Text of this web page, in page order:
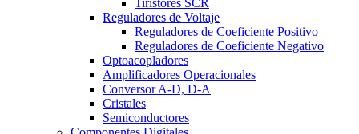
Reguladores de Voltaje
Reguladores de Coeficiente Positivo
Reguladores de Coeficiente Negativo
Optoacopladores
Amplificadores Operacionales
Conversor A-D, D-A
Cristales
Semiconductores